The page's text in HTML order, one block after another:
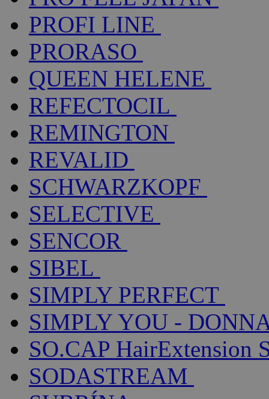
PROFI LINE
PRORASO
QUEEN HELENE
REFECTOCIL
REMINGTON
REVALID
SCHWARZKOPF
SELECTIVE
SENCOR
SIBEL
SIMPLY PERFECT
SIMPLY YOU -
SO.CAP HairExtension
SODASTREAM